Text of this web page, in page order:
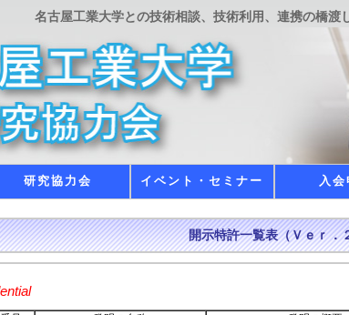
名古屋工業大学との技術相談、技術利用、連携の橋渡
研究協力会 イベント・セミナー 入会
開示特許一覧表（Ｖｅｒ．